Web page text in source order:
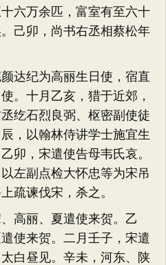
六万余匹，富室有至六十
己卯，尚书右丞相蔡松年
纪为高丽生日使，宿直
。十月乙亥，猎于近郊，
纥石烈良弼、枢密副使徒
，以翰林侍讲学士施宜生
卯，宋遣使告母韦氏哀。
左副点检大怀忠等为宋吊
疏谏伐宋，杀之。
丽、夏遣使来贺。乙
使来贺。二月壬子，宋遣
白昼见。辛未，河东、陕